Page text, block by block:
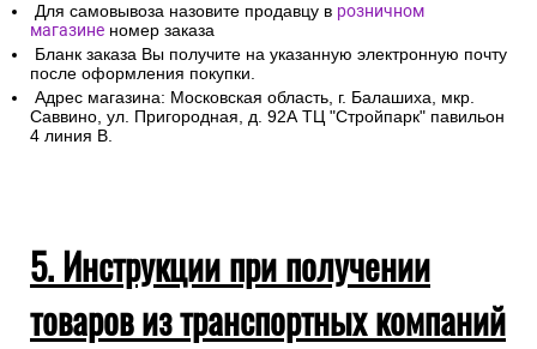
Для самовывоза назовите продавцу в розничном
магазине номер заказа
Бланк заказа Вы получите на указанную электронную почту
после оформления покупки.
Адрес магазина: Московская область, г. Балашиха, мкр.
Саввино, ул. Пригородная, д. 92А ТЦ "Стройпарк" павильон
4 линия В.
5. Инструкции при получении
товаров из транспортных компаний